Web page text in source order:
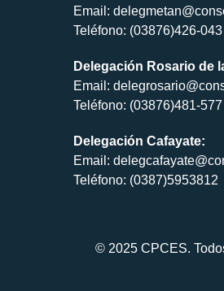
Email:
Teléfono: (03876)426-043
Delegación Rosario de
Email:
Teléfono: (03876)481-577
Delegación Cafayate:
Email:
Teléfono: (0387)5953812
© 2025 CPCES.